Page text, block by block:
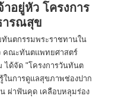
าอยู่หัว โครงการ
ารณสุข
นตกรรมพระราชทานใน
คณะทันตแพทยศาสตร์
ด้จัด "โครงการวันทันต
ในการดูแลสุขภาพช่องปาก
ผ่าฟันคุด เคลือบหลุมร่อง